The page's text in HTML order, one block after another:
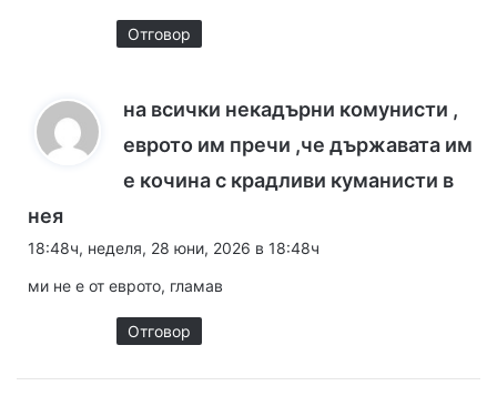
Отговор
на всички некадърни комунисти ,
еврото им пречи ,че държавата им
е кочина с крадливи куманисти в
нея
а
а
18:48ч, неделя, 28 юни, 2026 в 18:48ч
ми не е от еврото, гламав
Отговор